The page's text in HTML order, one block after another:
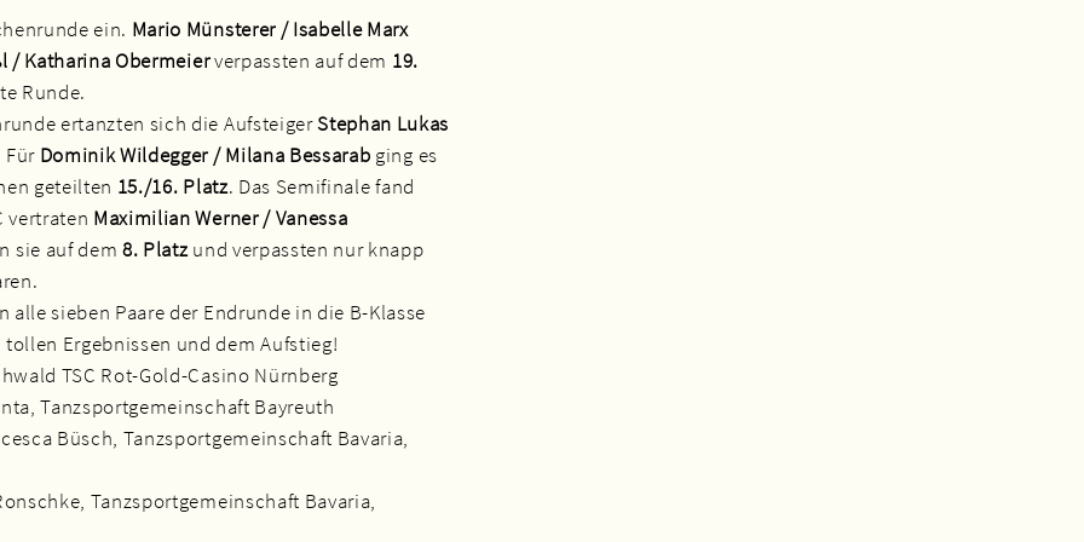
ein. Mario Münsterer / Isabelle Marx
/ Katharina Obermeierverpassten auf dem 19.
Runde.
ertanzten sich die AufsteigerStephan Lukas
Für Dominik Wildegger / Milana Bessarab ging es
geteilten 15./16. Platz. Das Semifinale fand
vertraten Maximilian Werner / Vanessa
sie auf dem8. Platzund verpassten nur knapp
alle sieben Paare der Endrunde in die B-Klasse
Ergebnissen und dem Aufstieg!
TSC Rot-Gold-Casino Nürnberg
Tanzsportgemeinschaft Bayreuth
Büsch, Tanzsportgemeinschaft Bavaria,
Tanzsportgemeinschaft Bavaria,